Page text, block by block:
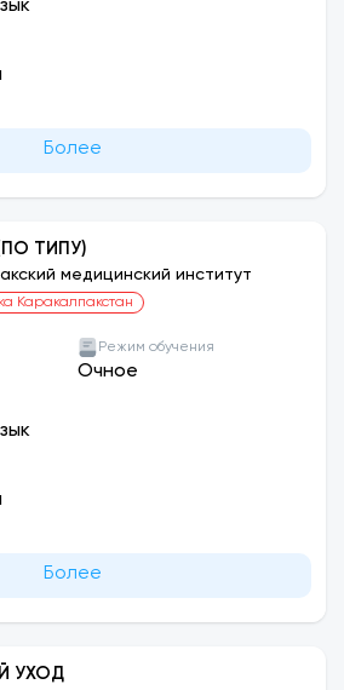
Более
ТИПУ)
медицинский институт
Каракалпакстан
Режим обучения
Очное
Более
УХОД